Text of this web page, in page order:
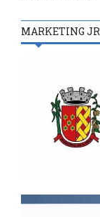
MARKETING JR